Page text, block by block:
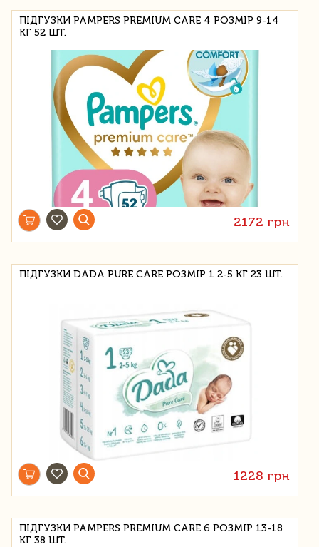
ПІДГУЗКИ PAMPERS PREMIUM CARE 4 РОЗМІР 9-14
КГ 52 ШТ.
2172 грн
ПІДГУЗКИ DADA PURE CARE РОЗМІР 1 2-5 КГ 23 ШТ.
1228 грн
ПІДГУЗКИ PAMPERS PREMIUM CARE 6 РОЗМІР 13-18
КГ 38 ШТ.